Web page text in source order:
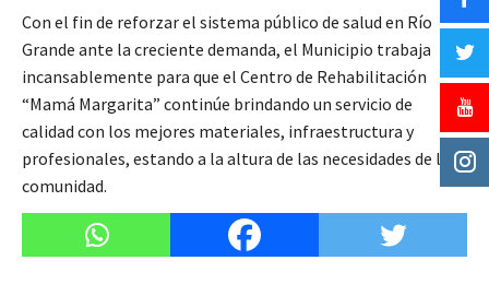
Con el fin de reforzar el sistema público de salud en Río
Grande ante la creciente demanda, el Municipio trabaja
incansablemente para que el Centro de Rehabilitación
“Mamá Margarita” continúe brindando un servicio de
calidad con los mejores materiales, infraestructura y
profesionales, estando a la altura de las necesidades de la
comunidad.